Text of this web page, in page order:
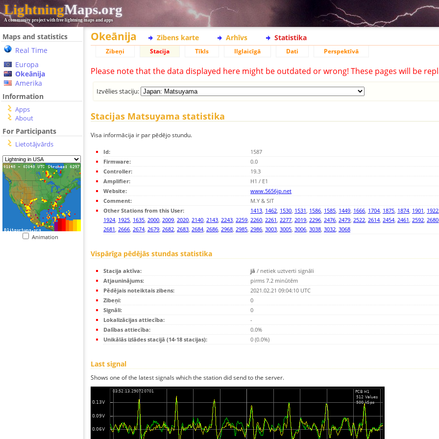
LightningMaps.org
A community project with free lightning maps and apps
Maps and statistics
Real Time
Europa
Okeānija
Amerika
Information
Apps
About
For Participants
Lietotājvārds
Animation
Okeānija Zibens karte Arhīvs Statistika
Zibeņi Stacija Tīkls Ilglaicīgā Dati Perspektīvā
Please note that the data displayed here might be outdated or wrong! These pages will be
Izvēlies staciju:
Stacijas Matsuyama statistika
Visa informācija ir par pēdējo stundu.
Id:
1587
Firmware:
0.0
Controller:
19.3
Amplifier:
H1 / E1
Website:
www.5656jp.net
Comment:
M.Y & SIT
Other Stations from this User:
1413, 1462, 1530, 1531, 1586, 1585, 1449, 1666, 1704, 1875, 1874, 1901, 1922
1924, 1925, 1635, 2000, 2009, 2020, 2140, 2143, 2243, 2259, 2260, 2261, 2277, 2019, 2296, 2476, 2479, 2522, 2614, 2454, 2461, 2592, 2680
2681, 2666, 2674, 2679, 2682, 2683, 2684, 2686, 2968, 2985, 2986, 3003, 3005, 3006, 3038, 3032, 3068
Vispārīga pēdējās stundas statistika
Stacija aktīva: jā / netiek uztverti signāli
Atjauninājums:
pirms 7.2 minūtēm
Pēdējais noteiktais zibens:
2021.02.21 09:04:10 UTC
Zibeņi:
0
Signāli:
0
Lokalizācijas attiecība:
-
Dalības attiecība:
0.0%
Unikālās izlādes stacijā (14-18 stacijas):
0 (0.0%)
Last signal
Shows one of the latest signals which the station did send to the server.